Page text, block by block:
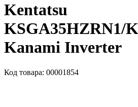
Kentatsu
KSGA35HZRN1/
Kanami Inverter
Код товара: 00001854